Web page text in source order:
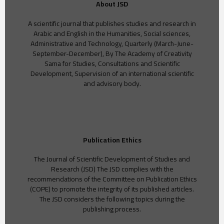
About JSD
A scientific journal that publishes studies and research in
Arabic and English in the Humanities, Social sciences,
Administrative and Technology, Quarterly (March-June-
September-December), By The Academy of Creativity
Sama for Studies, Consultations and Scientific
Development, Supervision of an international scientific
and advisory body.
Publication Ethics
The Journal of Scientific Development of Studies and
Research (JSD) The JSD complies with the
recommendations of the Committee on Publication Ethics
(COPE) to promote the integrity of its published articles.
The JSD considers the following topics during the
publishing process.